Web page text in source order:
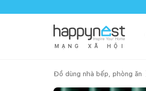
M Ạ N G X Ã H Ộ I
Đồ dùng nhà bếp, phòng ăn